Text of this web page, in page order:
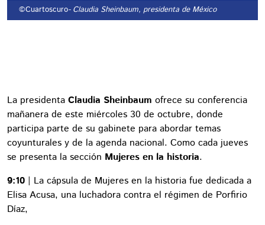
©Cuartoscuro- Claudia Sheinbaum, presidenta de México
La presidenta Claudia Sheinbaum ofrece su conferencia
mañanera de este miércoles 30 de octubre, donde
participa parte de su gabinete para abordar temas
coyunturales y de la agenda nacional. Como cada jueves
se presenta la sección Mujeres en la historia.
9:10 | La cápsula de Mujeres en la historia fue dedicada a
Elisa Acusa, una luchadora contra el régimen de Porfirio
Díaz,